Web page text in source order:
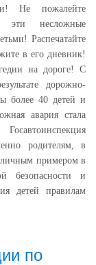
Не пожалейте
эти несложные
Распечатайте
в его дневник!
на дороге! С
дорожно-
более 40 детей и
авария стала
родителям, в
личным примером в
безопасности и
детей правилам
по